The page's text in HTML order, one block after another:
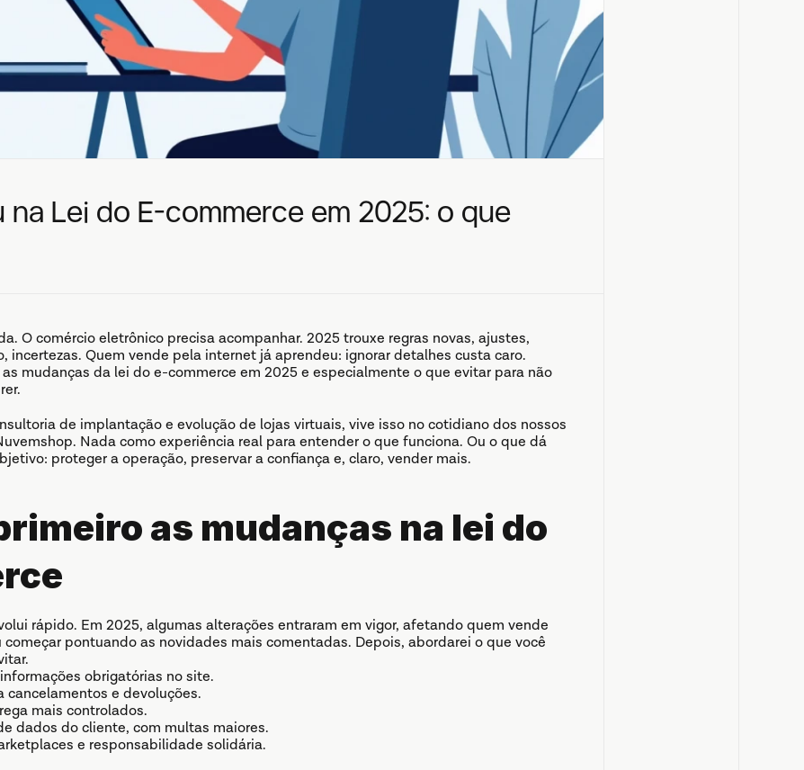
na Lei do E-commerce em 2025: o que
O comércio eletrônico precisa acompanhar. 2025 trouxe regras novas, ajustes,
incertezas. Quem vende pela internet já aprendeu: ignorar detalhes custa caro.
mudanças da lei do e-commerce em 2025 e especialmente o que evitar para não
de implantação e evolução de lojas virtuais, vive isso no cotidiano dos nossos
Nada como experiência real para entender o que funciona. Ou o que dá
proteger a operação, preservar a confiança e, claro, vender mais.
as mudanças na lei do
rápido. Em 2025, algumas alterações entraram em vigor, afetando quem vende
começar pontuando as novidades mais comentadas. Depois, abordarei o que você
obrigatórias no site.
cancelamentos e devoluções.
mais controlados.
dados do cliente, com multas maiores.
e responsabilidade solidária.